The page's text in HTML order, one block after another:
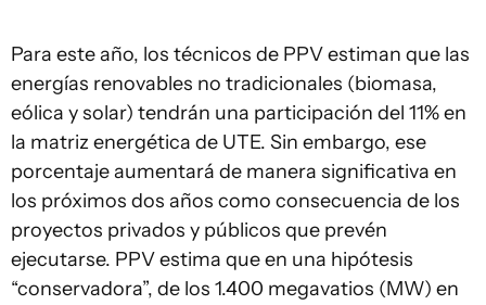
Para este año, los técnicos de PPV estiman que las
energías renovables no tradicionales (biomasa,
eólica y solar) tendrán una participación del 11% en
la matriz energética de UTE. Sin embargo, ese
porcentaje aumentará de manera significativa en
los próximos dos años como consecuencia de los
proyectos privados y públicos que prevén
ejecutarse. PPV estima que en una hipótesis
“conservadora”, de los 1.400 megavatios (MW) en